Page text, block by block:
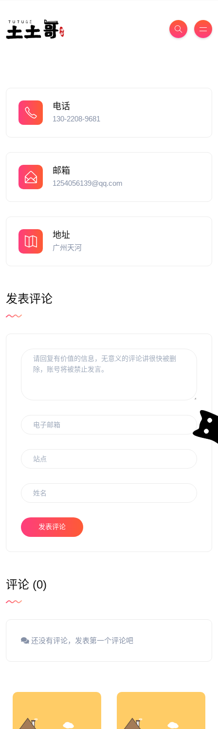
电话
130-2208-9681
邮箱
1254056139@qq.com
地址
广州天河
发表评论
发表评论
评论 (0)
还没有评论，发表第一个评论吧